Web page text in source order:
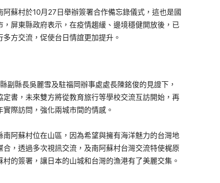
阿蘇村於10月27日舉辦簽署合作備忘錄儀式，這也是國
屏東縣政府表示，在疫情趨緩、邊境穩健開放後，已
方交流，促使台日情誼更加提升。
副縣長吳麗雪及駐福岡辦事處處長陳銘俊的見證下，
書，未來雙方將從教育旅行等學校交流互訪開始，再
際訪問，強化兩城市間的情感。
阿蘇村位在山區，因為希望與擁有海洋魅力的台灣地
，透過多次視訊交流，及南阿蘇村台灣交流特使梶原
的簽署，讓日本的山城和台灣的漁港有了美麗交集。